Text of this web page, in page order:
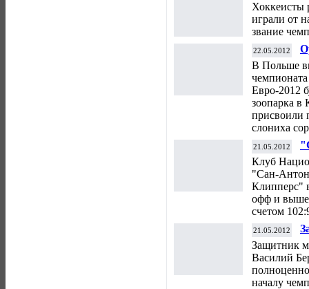
Хоккеисты
играли от
звание
22.05.2012
В Польше
Евро-2012
зоопарка в
присвоили
слониха
21.05.2012
Клуб
"Сан-
Клипперс"
офф и
счетом
21.05.2012
Защитник
Василий
началу